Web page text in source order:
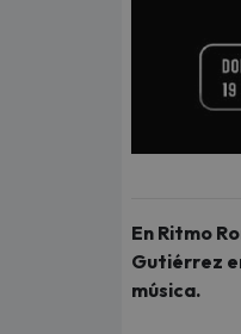
En Ritmo
Gutiérrez
música.